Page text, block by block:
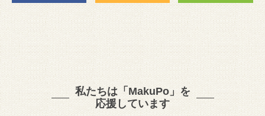
私たちは「MakuPo」を
応援しています